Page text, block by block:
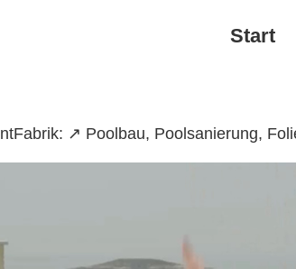
Start
↗️ Poolbau, Poolsanierung,